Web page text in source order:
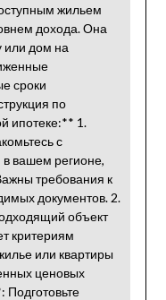
жильем
дохода. Она
или дом на
сроки
по
ипотеке:** 1.
с
вашем регионе,
требования к
документов. 2.
объект
критериям
или квартиры
ценовых